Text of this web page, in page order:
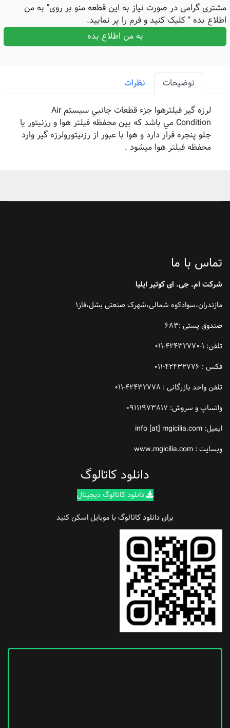
مشتری گرامی در صورت نیاز به این قطعه منو بر روی" به من
اطلاع بده " کلیک کنید و فرم را پر نمایید.
به من اطلاع بده
توضیحات
نظرات
لرزه گیر فیلترهوا جزء قطعات جانبي سیستم Air
Condition مي باشد که بین محفظه فیلتر هوا و رزنیتور یا
جلو پنجره قرار دارد و هوا با عبور از رزنیتورولرزه گیر وارد
محفظه فیلتر هوا میشود .
تماس با ما
شرکت ام. جی. ای کوتیر ایلیا
مازندران،سوادکوه شمالی،شهرک صنعتی بشل،فاز1
صندوق پستی :683
تلفن: 1-42432770-011
فکس : 42432776-011
تلفن واحد بازرگانی : 42432778-011
واتساپ و سروش: 09111973817
ایمیل: info [at] mgicilia.com
وبسایت : www.mgicilia.com
دانلود کاتالوگ
دانلود کاتالوگ دیجیتال
برای دانلود کاتالوگ با موبایل اسکن کنید